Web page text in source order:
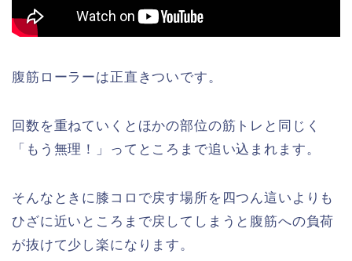
腹筋ローラーは正直きついです。
回数を重ねていくとほかの部位の筋トレと同じく
「もう無理！」ってところまで追い込まれます。
そんなときに膝コロで戻す場所を四つん這いよりも
ひざに近いところまで戻してしまうと腹筋への負荷
が抜けて少し楽になります。